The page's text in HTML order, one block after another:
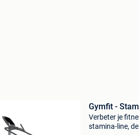
Gymfit -
Verbeter je
stamina-line,